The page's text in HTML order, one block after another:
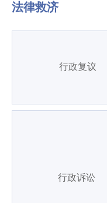
法律救济
行政复议
行政诉讼